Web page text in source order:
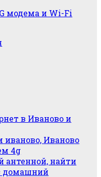
модема и Wi-Fi
в Иваново и